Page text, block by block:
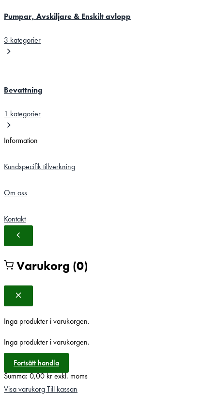
Pumpar, Avskiljare & Enskilt avlopp
3 kategorier
Bevattning
1 kategorier
Information
Kundspecifik tillverkning
Om oss
Kontakt
Varukorg (0)
Inga produkter i varukorgen.
Inga produkter i varukorgen.
Fortsätt handla
Summa:0,00krexkl. moms
Visa varukorgTill kassan